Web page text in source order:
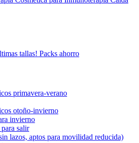
tallas! Packs ahorro
primavera-verano
otoño-invierno
invierno
salir
lazos, aptos para movilidad reducida)